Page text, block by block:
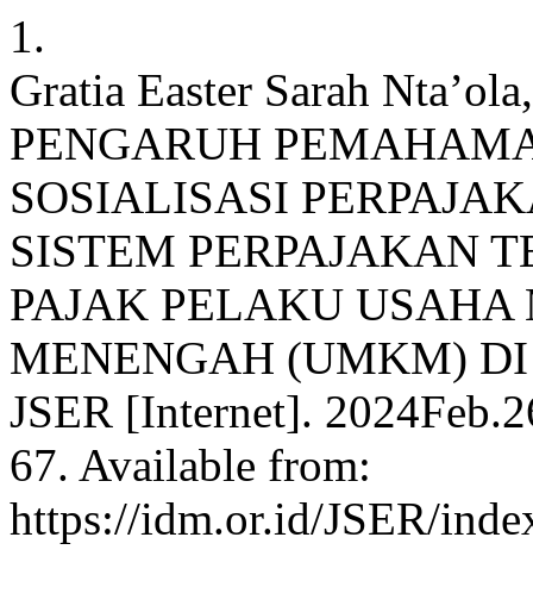
1.
Gratia Easter Sarah
PENGARUH
SOSIALISASI
SISTEM PERPAJAKAN
PAJAK PELAKU
MENENGAH (UMKM)
JSER [Internet].
67. Available from:
https://idm.or.id/JSER/